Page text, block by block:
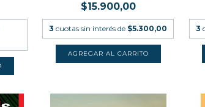
$15.900,00
3 cuotas sin interés de $5.300,00 3